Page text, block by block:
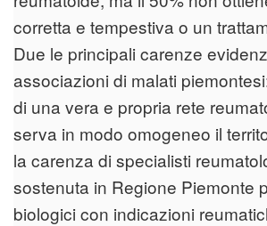
corretta e tempestiva o un
Due le principali carenze
associazioni di malati
di una vera e propria rete
serva in modo omogeneo il
la carenza di specialisti
sostenuta in Regione Piemonte
biologici con indicazioni